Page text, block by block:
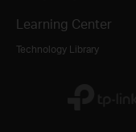
Learning Center
Technology Library